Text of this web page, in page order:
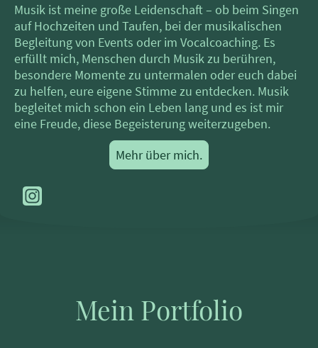
Musik ist meine große Leidenschaft – ob beim Singen
auf Hochzeiten und Taufen, bei der musikalischen
Begleitung von Events oder im Vocalcoaching. Es
erfüllt mich, Menschen durch Musik zu berühren,
besondere Momente zu untermalen oder euch dabei
zu helfen, eure eigene Stimme zu entdecken. Musik
begleitet mich schon ein Leben lang und es ist mir
eine Freude, diese Begeisterung weiterzugeben.
Mehr über mich.
Mein Portfolio